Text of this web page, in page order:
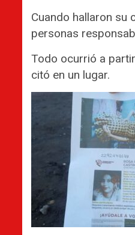
Cuando hallaron su
personas
Todo ocurrió a
citó en un lugar.